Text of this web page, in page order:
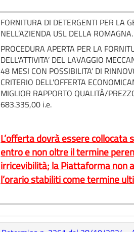
FORNITURA DI DETERGENTI PER LA
NELL’AZIENDA USL DELLA ROMAGNA.
PROCEDURA APERTA PER LA
DELL’ATTIVITA’ DEL LAVAGGIO
48 MESI CON POSSIBILITA’ DI
CRITERIO DELL'OFFERTA
MIGLIOR RAPPORTO QUALITÀ/
683.335,00 i.e.
L’offerta dovrà essere
entro e non oltre il termine
irricevibilità; la Piattaforma non
l’orario stabiliti come termine